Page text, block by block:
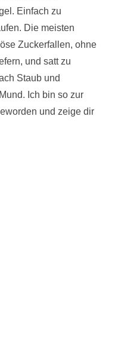
Einfach zu
Die meisten
Zuckerfallen, ohne
und satt zu
Staub und
Ich bin so zur
und zeige dir